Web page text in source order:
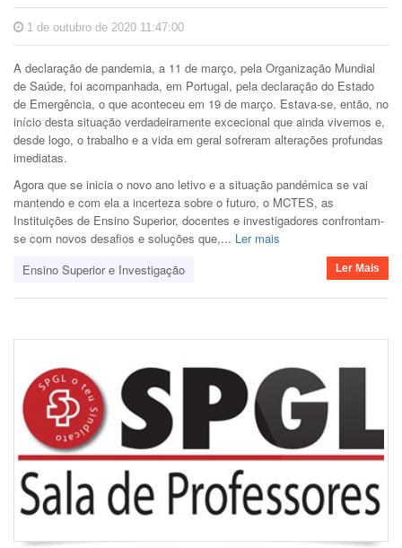
1 de outubro de 2020 11:47:00
A declaração de pandemia, a 11 de março, pela Organização Mundial
de Saúde, foi acompanhada, em Portugal, pela declaração do Estado
de Emergência, o que aconteceu em 19 de março. Estava-se, então, no
início desta situação verdadeiramente excecional que ainda vivemos e,
desde logo, o trabalho e a vida em geral sofreram alterações profundas
imediatas.
Agora que se inicia o novo ano letivo e a situação pandémica se vai
mantendo e com ela a incerteza sobre o futuro, o MCTES, as
Instituições de Ensino Superior, docentes e investigadores confrontam-
se com novos desafios e soluções que,... Ler mais
Ensino Superior e Investigação
Ler Mais